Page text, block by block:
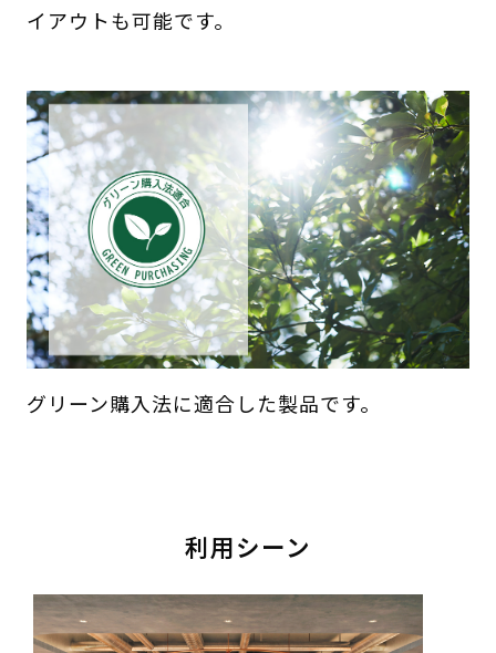
イアウトも可能です。
グリーン購入法に適合した製品です。
利用シーン